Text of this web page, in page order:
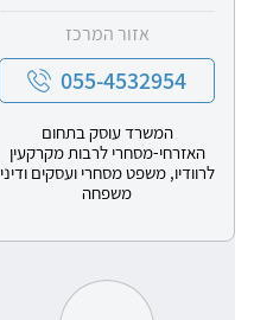
אזור המרכז
055-4532954
המשרד עוסק בתחום
האזרחי-מסחרי לרבות מקרקעין
לרוודיו, משפט מסחרי ועסקים ודיני
משפחה